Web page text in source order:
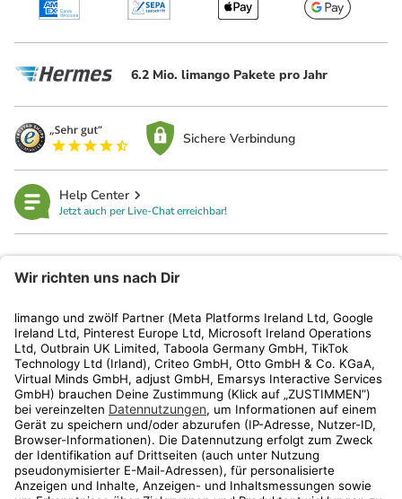
6.2 Mio. limango Pakete pro Jahr
Sichere Verbindung
Help Center
Jetzt auch per Live-Chat erreichbar!
Kundenservice
Shop
Aktionen
Travel